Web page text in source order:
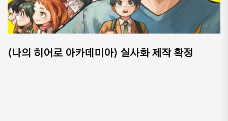
⟨나의 히어로 아카데미아⟩ 실사화 제작 확정